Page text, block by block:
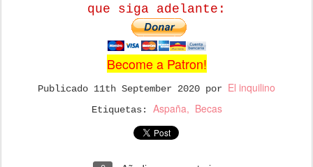
que siga adelante:
Become a Patron!
Publicado 11th September 2020 por El inquilino
Etiquetas: Aspaña Becas